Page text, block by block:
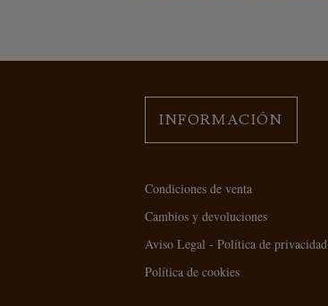
INFORMACIÓN
Condiciones de venta
Cambios y devoluciones
Aviso Legal - Política de privacidad
Política de cookies